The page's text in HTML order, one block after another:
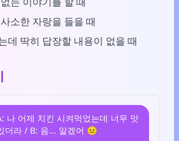
소한 자랑을 들을 때
데 딱히 답장할 내용이 없을 때
나 어제 치킨 시켜먹었는데 너무 맛
더라 / B: 음... 알겠어 😐